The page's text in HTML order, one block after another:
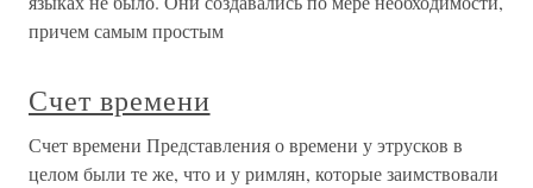
причем самым простым
Счет времени
Счет времени Представления о времени у этрусков в
целом были те же, что и у римлян, которые заимствовали